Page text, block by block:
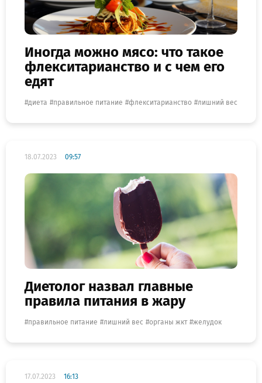
Иногда можно мясо: что такое
флекситарианство и с чем его
едят
диета правильное питание флекситарианство лишний вес
18.07.2023 09:57
Диетолог назвал главные
правила питания в жару
правильное питание лишний вес органы жкт желудок
17.07.2023 16:13